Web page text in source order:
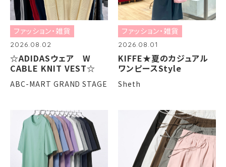
ファッション・雑貨
2026.08.02
☆ADIDASウェア W
CABLE KNIT VEST☆
ABC-MART GRAND STAGE
ファッション・雑貨
2026.08.01
KIFFE★夏のカジュアル
ワンピースStyle
Sheth